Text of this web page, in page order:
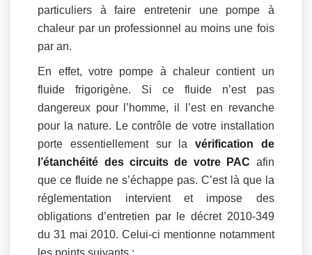
particuliers à faire entretenir une pompe à
chaleur par un professionnel au moins une fois
par an.
En effet, votre pompe à chaleur contient un
fluide frigorigène. Si ce fluide n’est pas
dangereux pour l’homme, il l’est en revanche
pour la nature. Le contrôle de votre installation
porte essentiellement sur la vérification de
l’étanchéité des circuits de votre PAC afin
que ce fluide ne s’échappe pas. C’est là que la
réglementation intervient et impose des
obligations d’entretien par le décret 2010-349
du 31 mai 2010. Celui-ci mentionne notamment
les points suivants :